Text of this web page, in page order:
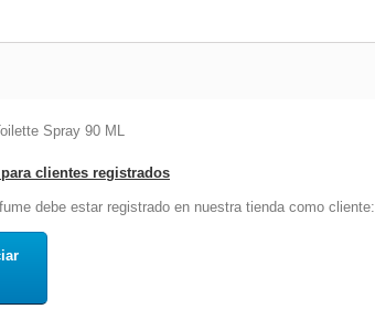
Spray 90 ML
clientes registrados
debe estar registrado en nuestra tienda como cliente: